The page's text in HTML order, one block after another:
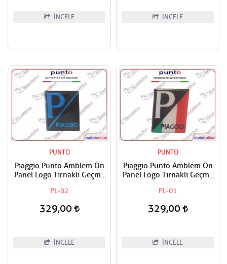
İNCELE İNCELE
PUNTO
Piaggio Punto Amblem Ön
Panel Logo Tırnaklı Geçme
Mavi
PL-02
329,00
İNCELE
PUNTO
Piaggio Punto Amblem Ön
Panel Logo Tırnaklı Geçme
Bayrak Renkleri
PL-01
329,00
İNCELE